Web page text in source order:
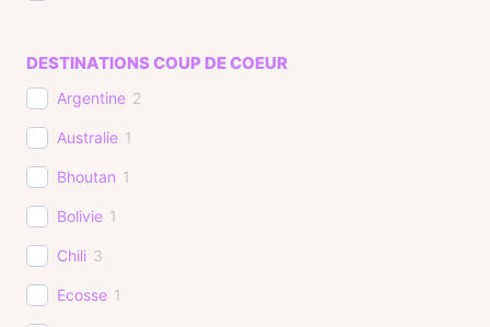
DESTINATIONS COUP DE COEUR
Argentine 2
Australie 1
Bhoutan 1
Bolivie 1
Chili 3
Ecosse 1